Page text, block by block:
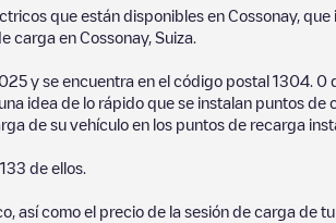
que están disponibles en Cossonay, que
carga en Cossonay, Suiza
y se encuentra en el código postal 1304 0
idea de lo rápido que se instalan puntos de
de su vehículo en los puntos de recarga
133 de ellos.
como el precio de la sesión de carga de